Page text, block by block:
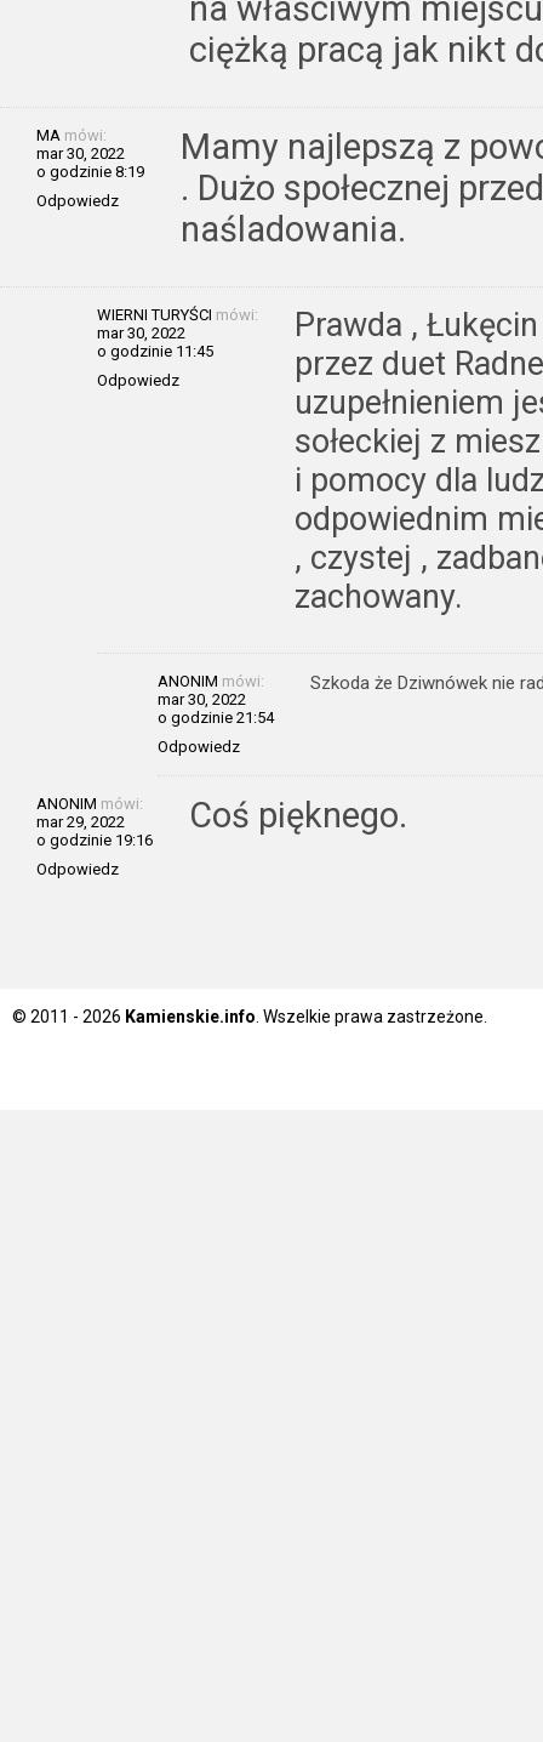
ciężką pracą jak nikt
MA mówi:
mar 30, 2022
o godzinie 8:19
Odpowiedz
Mamy najlepszą z
. Dużo społecznej
naśladowania.
WIERNI TURYŚCI mówi:
mar 30, 2022
o godzinie 11:45
Odpowiedz
Prawda ,
przez duet
uzupełnieniem
sołeckiej z
i pomocy dla
odpowiednim
, czystej ,
zachowany.
ANONIM mówi:
mar 30, 2022
o godzinie 21:54
Odpowiedz
Szkoda że Dziwnówek nie
ANONIM mówi:
mar 29, 2022
o godzinie 19:16
Odpowiedz
Coś pięknego.
© 2011 - 2026 Kamienskie.info . Wszelkie prawa zastrzeżone.